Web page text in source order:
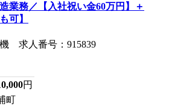
業務／【入社祝い金60万円】＋
可】
求人番号：915839
円
町